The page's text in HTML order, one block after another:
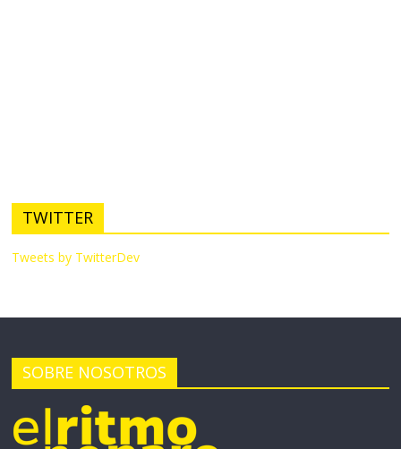
TWITTER
Tweets by TwitterDev
SOBRE NOSOTROS